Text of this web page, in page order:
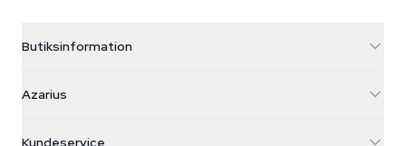
Butiksinformation
Galvaniweg 11
Azarius
Kundeservice